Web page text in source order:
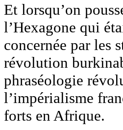
Et lorsqu’on
l’Hexagone qui
concernée par les
révolution
phraséologie
l’impérialisme
forts en Afrique.